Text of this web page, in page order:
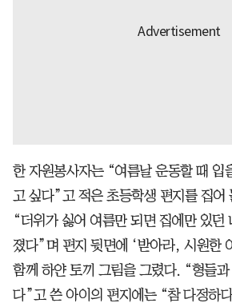
한 자원봉사자는 “여름날 운동할 때 입
고 싶다”고 적은 초등학생 편지를 집어
“더위가 싫어 여름만 되면 집에만 있던
졌다”며 편지 뒷면에 ‘받아라, 시원한
함께 하얀 토끼 그림을 그렸다. “형들
다”고 쓴 아이의 편지에는 “참 다정하